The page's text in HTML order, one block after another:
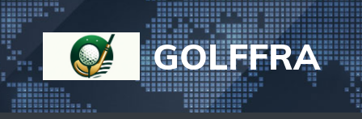
Aller
au
contenu
GOLFFRA